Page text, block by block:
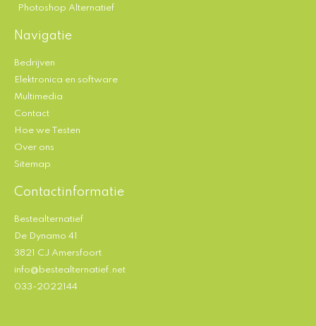
Photoshop Alternatief
Navigatie
Bedrijven
Elektronica en software
Multimedia
Contact
Hoe we Testen
Over ons
Sitemap
Contactinformatie
Bestealternatief
De Dynamo 41
3821 CJ Amersfoort
info@bestealternatief.net
033-2022144